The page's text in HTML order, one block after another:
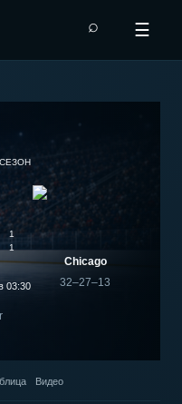
⌕ ☰
1
1
03:30
Chicago
32–27–13
Видео